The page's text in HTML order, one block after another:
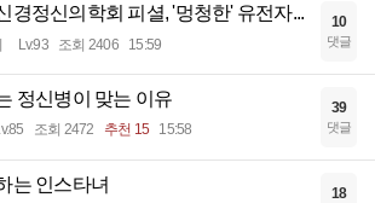
경정신의학회 피셜, '멍청한' 유전자...
Lv.93 조회 2406 15:59
10
댓글
정신병이 맞는 이유
조회 2472 추천 15 15:58
39
댓글
는 인스타녀 18